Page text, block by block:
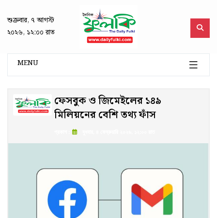
শুক্রবার, ৭ আগস্ট
২০২৬, ১২:০০ রাত
MENU
ফেসবুক ও জিমেইলের ১৪৯
মিলিয়নের বেশি তথ্য ফাঁস